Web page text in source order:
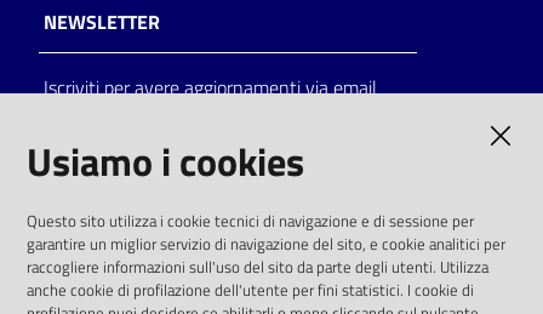
NEWSLETTER
Iscriviti per avere aggiornamenti via email
solo alle condizioni previste dalla direttiva
comunitaria 2003/98/CE e dal d.lgs. 36/2006
Usiamo i cookies
Questo sito utilizza i cookie tecnici di navigazione e di sessione per
garantire un miglior servizio di navigazione del sito, e cookie analitici per
raccogliere informazioni sull'uso del sito da parte degli utenti. Utilizza
anche cookie di profilazione dell'utente per fini statistici. I cookie di